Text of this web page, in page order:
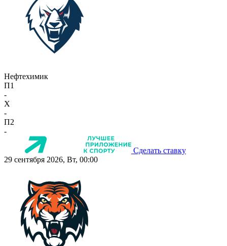
Нефтехимик
П1
-
X
-
П2
-
Сделать ставку
29 сентября 2026, Вт, 00:00